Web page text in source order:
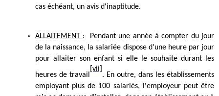
cas échéant, un avis d'inaptitude.
ALLAITEMENT :
Pendant une année à compter du jour
de la naissance, la salariée dispose d'une heure par jour
pour allaiter son enfant si elle le souhaite durant les
heures de travail
[vii]
. En outre, dans les établissements
employant plus de 100 salariés, l'employeur peut être